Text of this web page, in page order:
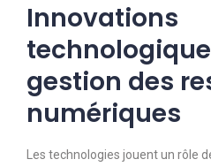
Innovations
gestion des
numériques
Les technologies jouent un rôle